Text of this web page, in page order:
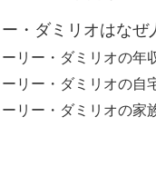
・ダミリオはなぜ
リー・ダミリオの年
リー・ダミリオの自
リー・ダミリオの家